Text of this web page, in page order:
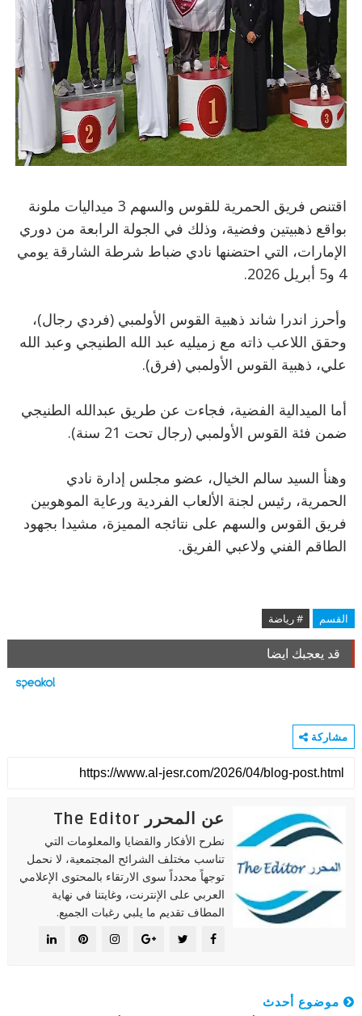
اقتنص فريق الحمرية للقوس والسهم 3 ميداليات ملونة
بواقع ذهبيتين وفضية، وذلك في الجولة الرابعة من دوري
الإمارات، التي احتضنها نادي ضباط شرطة الشارقة يومي
4 و5 أبريل 2026.
وأحرز اندرا شاند ذهبية القوس الأولمبي (فردي رجال)،
وحقق اللاعب ذاته مع زميليه عبد الله الطنيجي وعبد الله
علي، ذهبية القوس الأولمبي (فرق).
أما الميدالية الفضية، فجاءت عن طريق عبدالله الطنيجي
ضمن فئة القوس الأولمبي (رجال تحت 21 سنة).
وهنأ السيد سالم الخيال، عضو مجلس إدارة نادي
الحمرية، رئيس لجنة الألعاب الفردية ورعاية الموهوبين
فريق القوس والسهم على نتائجه المميزة، مشيدا بجهود
الطاقم الفني ولاعبي الفريق.
القسم # رياضة
قد يعجبك ايضا
مشاركة
عن المحرر The Editor
نطرح الأفكار والقضايا والمعلومات التي
تناسب مختلف الشرائح المجتمعية، لا نحمل
توجهاً محدداً سوى الارتقاء بالمحتوى الإعلامي
العربي على الإنترنت، وغايتنا في نهاية
المطاف تقديم ما يلبي رغبات الجميع.
موضوع أحدث